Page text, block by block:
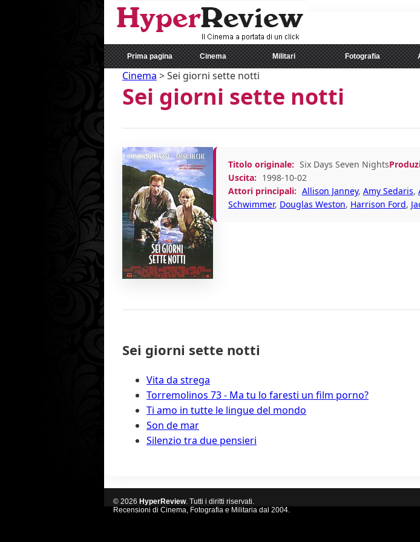
Prima pagina Cinema Militari Fotografia
Cinema >Sei giorni sette notti
Sei giorni sette notti
Titolo originale: Six Days Seven Nights
Uscita: 1998-10-02
Attori principali: Allison Janney, Amy Sedaris,
Schwimmer, Douglas Weston, Harrison Ford,
Sei giorni sette notti
Vita da strega
Torremolinos 73 - Ma tu lo faresti un film porno?
Ti amo in tutte le lingue del mondo
Son de mar
Silenzio tra due pensieri
© 2026 HyperReview. Tutti i diritti riservati.
Recensioni di Cinema, Fotografia e Militaria dal 2004.